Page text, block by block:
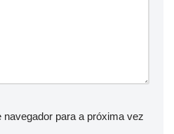
para a próxima vez